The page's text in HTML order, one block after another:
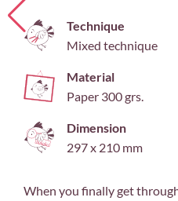
Technique
Mixed technique
Material
Paper 300 grs.
Dimension
297 x 210 mm
When you finally get